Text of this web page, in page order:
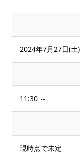
2024年7月27日(土)
11:30 ～
現時点で未定